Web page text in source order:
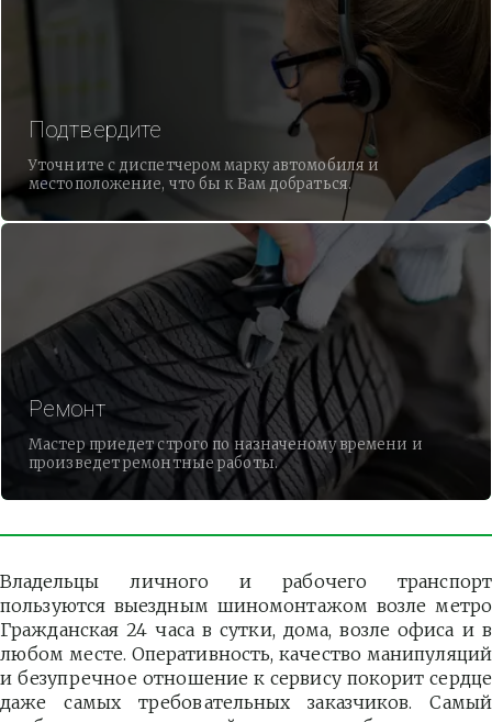
Подтвердите
Уточните с диспетчером марку автомобиля и
местоположение, что бы к Вам добраться.
Ремонт
Мастер приедет строго по назначеному времени и
произведет ремонтные работы.
Владельцы личного и рабочего транспорт
пользуются выездным шиномонтажом возле метро
Гражданская 24 часа в сутки, дома, возле офиса и в
любом месте. Оперативность, качество манипуляций
и безупречное отношение к сервису покорит сердце
даже самых требовательных заказчиков. Самый